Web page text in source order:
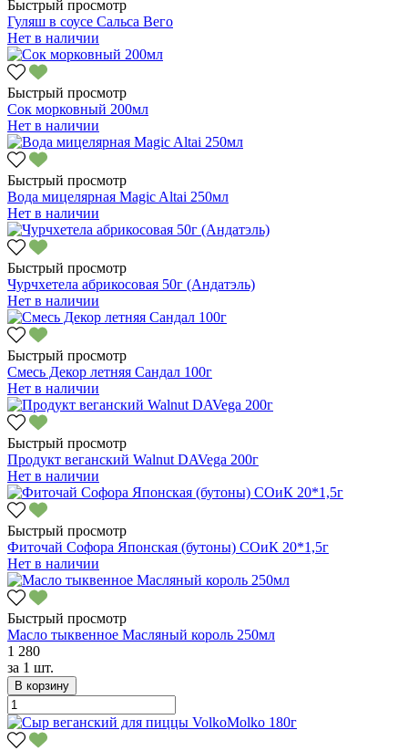
Быстрый просмотр
Гуляш в соусе Сальса Вего
Нет в наличии
Быстрый просмотр
Сок морковный 200мл
Нет в наличии
Быстрый просмотр
Вода мицелярная Magic Altai 250мл
Нет в наличии
Быстрый просмотр
Чурчхетела абрикосовая 50г (Андатэль)
Нет в наличии
Быстрый просмотр
Смесь Декор летняя Сандал 100г
Нет в наличии
Быстрый просмотр
Продукт веганский Walnut DAVega 200г
Нет в наличии
Быстрый просмотр
Фиточай Софора Японская (бутоны) СОиК 20*1,5г
Нет в наличии
Быстрый просмотр
Масло тыквенное Масляный король 250мл
1 280
за 1 шт.
В корзину